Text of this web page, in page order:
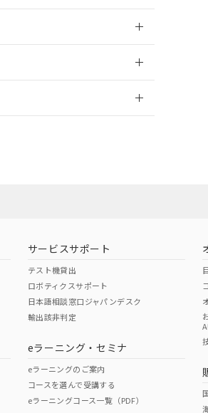
O
の規格認証/適合状況ページへ
のページからご検索ください
サービスサポート
テスト機貸出
ロボティクスサポート
日本語相談窓口ジャパンデスク
輸出該非判定
eラーニング・セミナ
eラーニングのご案内
コースを選んで受講する
eラーニングコース一覧（PDF）